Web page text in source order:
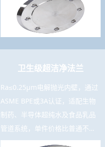
测报告。
卫生级超洁净法兰
Ra≤0.25μm电解抛光内壁，通过
ASME BPE或3A认证，适配生物
制药、半导体超纯水及食品乳品
管道系统，单件价格比普通不锈
钢法兰高3-8倍，是高附加值精密